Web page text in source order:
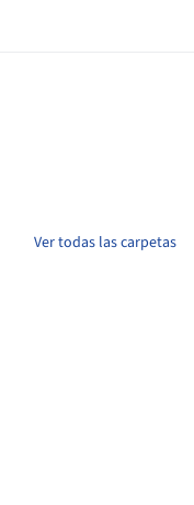
Ver todas las carpetas